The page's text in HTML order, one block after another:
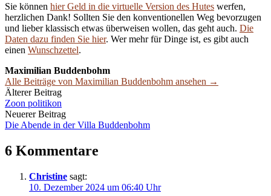
Sie können hier Geld in die virtuelle Version des Hutes werfen,
herzlichen Dank! Sollten Sie den konventionellen Weg bevorzugen
und lieber klassisch etwas überweisen wollen, das geht auch. Die
Daten dazu finden Sie hier. Wer mehr für Dinge ist, es gibt auch
einen Wunschzettel.
Maximilian Buddenbohm
Alle Beiträge von Maximilian Buddenbohm ansehen →
Beitrags-
Navigation
Älterer Beitrag
Zoon politikon
Neuerer Beitrag
Die Abende in der Villa Buddenbohm
6 Kommentare
Christine sagt:
10. Dezember 2024 um 06:40 Uhr